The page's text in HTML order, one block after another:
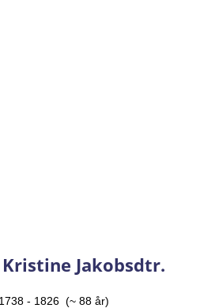
Jakobsdtr.
- 1826 (~ 88 år)